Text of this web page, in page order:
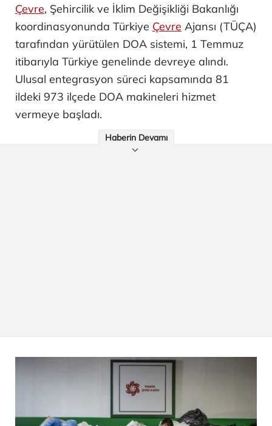
Çevre, Şehircilik ve İklim Değişikliği Bakanlığı
koordinasyonunda Türkiye Çevre Ajansı (TÜÇA)
tarafından yürütülen DOA sistemi, 1 Temmuz
itibarıyla Türkiye genelinde devreye alındı.
Ulusal entegrasyon süreci kapsamında 81
ildeki 973 ilçede DOA makineleri hizmet
vermeye başladı.
Haberin Devamı